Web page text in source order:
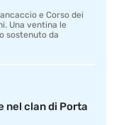
e Corso dei
Una ventina le
sostenuto da
nel clan di Porta